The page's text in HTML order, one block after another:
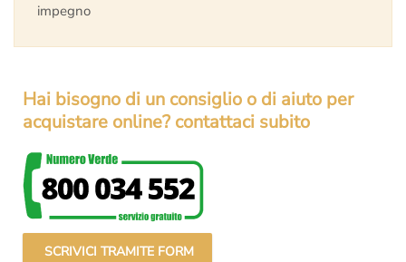
impegno
Hai bisogno di un consiglio o di aiuto per
acquistare online? contattaci subito
SCRIVICI TRAMITE FORM